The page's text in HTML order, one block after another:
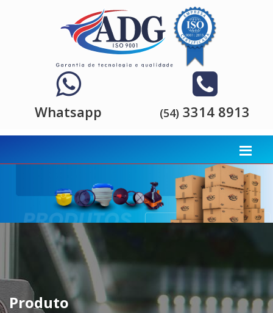
Whatsapp (54) 3314 8913
Produto